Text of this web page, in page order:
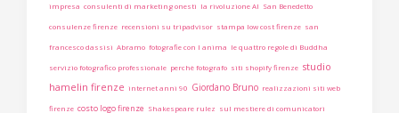
impresa consulenti di marketing onesti la rivoluzione AI San Benedetto
consulenze firenze recensioni su tripadvisor stampa low cost firenze san
francesco dassisi Abramo fotografie con l anima le quattro regole di Buddha
servizio fotografico professionale perchè fotografo siti shopify firenze studio
hamelin firenze internet anni 90 Giordano Bruno realizzazioni siti web
firenze costo logo firenze Shakespeare rulez sul mestiere di comunicatori